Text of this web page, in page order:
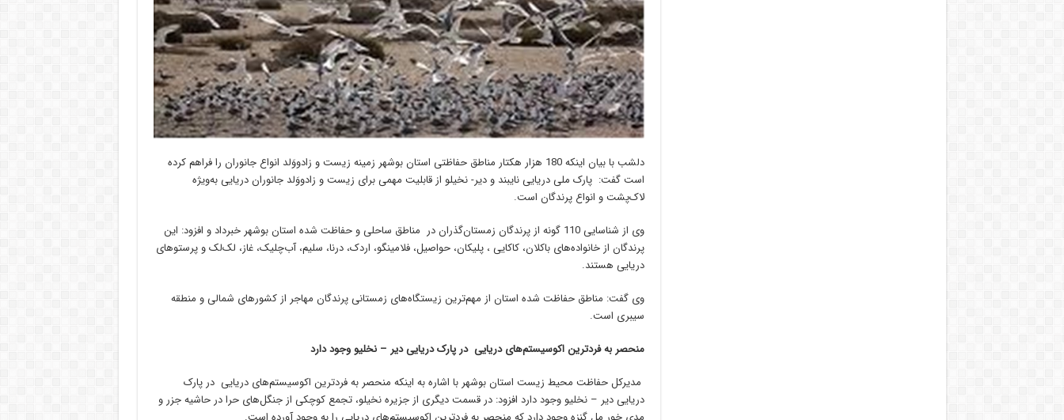
دلشب با بیان اینکه 180 هزار هکتار مناطق حفاظتی استان بوشهر زمینه زیست و زادووَلد انواع جانوران را فراهم کرده
است گفت: پارک ملی دریایی نایبند و دیر- نخیلو از قابلیت مهمی برای زیست و زادووَلد جانوران دریایی به‌ویژه
لاک‌پشت و انواع پرندگان است.
وی از شناسایی 110 گونه از پرندگان زمستان‌گذران در مناطق ساحلی و حفاظت شده استان بوشهر خبرداد و افزود: این
پرندگان از خانواده‌های باکلان، کاکایی ، پلیکان، حواصیل، فلامینگو، اردک، درنا، سلیم، آب‌چلیک، غاز، لک‌لک و پرستوهای
دریایی هستند.
وی گفت: مناطق حفاظت شده استان از مهم‌ترین زیستگاه‌های زمستانی پرندگان مهاجر از کشورهای شمالی و منطقه
سیبری است.
منحصر به فردترین اکوسیستم‌های دریایی در پارک دریایی دیر – نخلیو وجود دارد
مدیرکل حفاظت محیط زیست استان بوشهر با اشاره به اینکه منحصر به فردترین اکوسیستم‌های دریایی در پارک
دریایی دیر – نخلیو وجود دارد افزود: در قسمت دیگری از جزیره نخیلو، تجمع کوچکی از جنگل‌های حرا در حاشیه جزر و